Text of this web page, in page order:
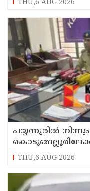
THU,6 AUG 2026
പയ്യന്നൂരിൽ നിന്നും
കമ്മിഷണർ
THU,6 AUG 2026